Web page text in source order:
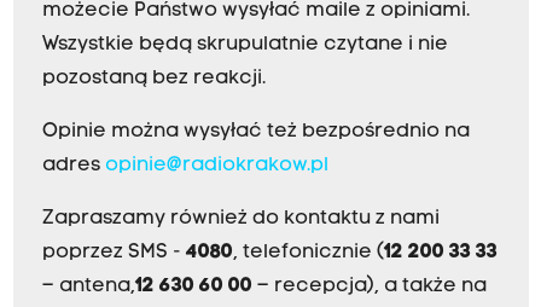
możecie Państwo wysyłać maile z opiniami.
Wszystkie będą skrupulatnie czytane i nie
pozostaną bez reakcji.
Opinie można wysyłać też bezpośrednio na
adres opinie@radiokrakow.pl
Zapraszamy również do kontaktu z nami
poprzez SMS - 4080, telefonicznie (12 200 33 33
– antena,12 630 60 00 – recepcja), a także na